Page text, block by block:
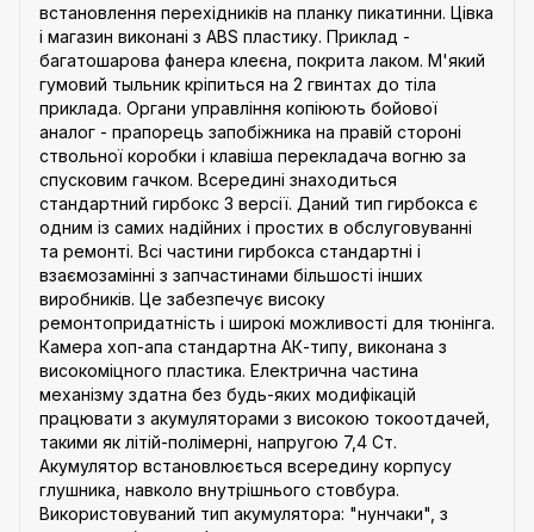
встановлення перехідників на планку пикатинни. Цівка
і магазин виконані з ABS пластику. Приклад -
багатошарова фанера клеєна, покрита лаком. М'який
гумовий тыльник кріпиться на 2 гвинтах до тіла
приклада. Органи управління копіюють бойової
аналог - прапорець запобіжника на правій стороні
ствольної коробки і клавіша перекладача вогню за
спусковим гачком. Всередині знаходиться
стандартний гирбокс 3 версії. Даний тип гирбокса є
одним із самих надійних і простих в обслуговуванні
та ремонті. Всі частини гирбокса стандартні і
взаємозамінні з запчастинами більшості інших
виробників. Це забезпечує високу
ремонтопридатність і широкі можливості для тюнінга.
Камера хоп-апа стандартна АК-типу, виконана з
високоміцного пластика. Електрична частина
механізму здатна без будь-яких модифікацій
працювати з акумуляторами з високою токоотдачей,
такими як літій-полімерні, напругою 7,4 Ст.
Акумулятор встановлюється всередину корпусу
глушника, навколо внутрішнього стовбура.
Використовуваний тип акумулятора: "нунчаки", з